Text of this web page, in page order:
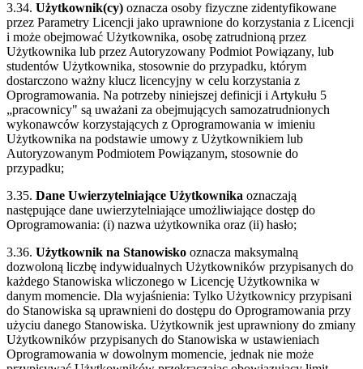
3.34. Użytkownik(cy) oznacza osoby fizyczne zidentyfikowane
przez Parametry Licencji jako uprawnione do korzystania z Licencji
i może obejmować Użytkownika, osobę zatrudnioną przez
Użytkownika lub przez Autoryzowany Podmiot Powiązany, lub
studentów Użytkownika, stosownie do przypadku, którym
dostarczono ważny klucz licencyjny w celu korzystania z
Oprogramowania. Na potrzeby niniejszej definicji i Artykułu 5
„pracownicy" są uważani za obejmujących samozatrudnionych
wykonawców korzystających z Oprogramowania w imieniu
Użytkownika na podstawie umowy z Użytkownikiem lub
Autoryzowanym Podmiotem Powiązanym, stosownie do
przypadku;
3.35. Dane Uwierzytelniające Użytkownika oznaczają
następujące dane uwierzytelniające umożliwiające dostęp do
Oprogramowania: (i) nazwa użytkownika oraz (ii) hasło;
3.36. Użytkownik na Stanowisko oznacza maksymalną
dozwoloną liczbę indywidualnych Użytkowników przypisanych do
każdego Stanowiska wliczonego w Licencję Użytkownika w
danym momencie. Dla wyjaśnienia: Tylko Użytkownicy przypisani
do Stanowiska są uprawnieni do dostępu do Oprogramowania przy
użyciu danego Stanowiska. Użytkownik jest uprawniony do zmiany
Użytkowników przypisanych do Stanowiska w ustawieniach
Oprogramowania w dowolnym momencie, jednak nie może